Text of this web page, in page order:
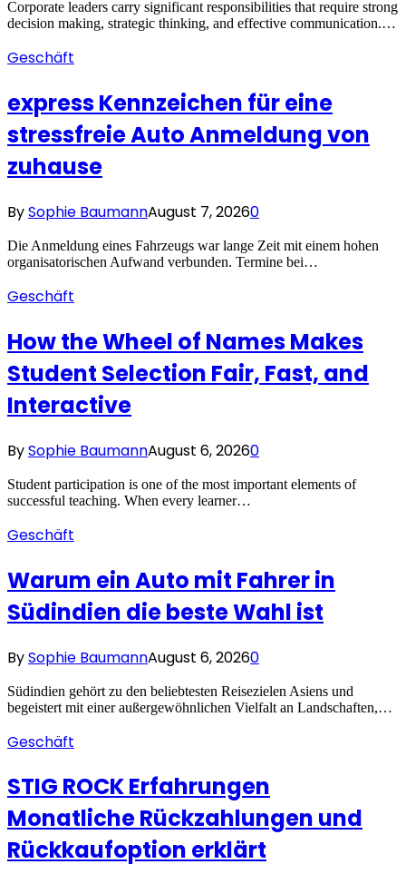
Corporate leaders carry significant responsibilities that require strong
decision making, strategic thinking, and effective communication.…
Geschäft
express Kennzeichen für eine
stressfreie Auto Anmeldung von
zuhause
BySophie BaumannAugust 7, 20260
Die Anmeldung eines Fahrzeugs war lange Zeit mit einem hohen
organisatorischen Aufwand verbunden. Termine bei…
Geschäft
How the Wheel of Names Makes
Student Selection Fair, Fast, and
Interactive
BySophie BaumannAugust 6, 20260
Student participation is one of the most important elements of
successful teaching. When every learner…
Geschäft
Warum ein Auto mit Fahrer in
Südindien die beste Wahl ist
BySophie BaumannAugust 6, 20260
Südindien gehört zu den beliebtesten Reisezielen Asiens und
begeistert mit einer außergewöhnlichen Vielfalt an Landschaften,…
Geschäft
STIG ROCK Erfahrungen
Monatliche Rückzahlungen und
Rückkaufoption erklärt